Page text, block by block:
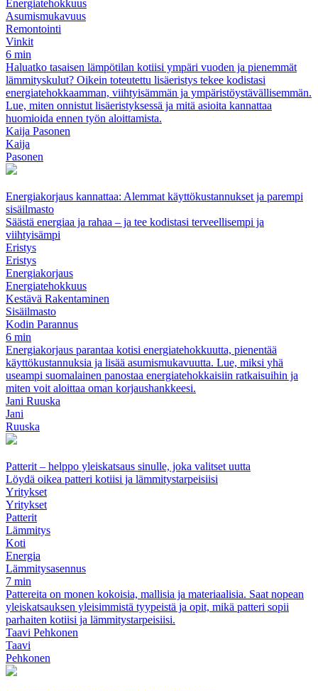
Energiatehokkuus
Asumismukavuus
Remontointi
Vinkit
6 min
Haluatko tasaisen lämpötilan kotiisi ympäri vuoden ja pienemmät
lämmityskulut? Oikein toteutettu lisäeristys tekee kodistasi
energiatehokkaamman, viihtyisämmän ja ympäristöystävällisemmän.
Lue, miten onnistut lisäeristyksessä ja mitä asioita kannattaa
huomioida ennen työn aloittamista.
Kaija Pasonen
Kaija
Pasonen
Energiakorjaus kannattaa: Alemmat käyttökustannukset ja parempi
sisäilmasto
Säästä energiaa ja rahaa – ja tee kodistasi terveellisempi ja
viihtyisämpi
Eristys
Eristys
Energiakorjaus
Energiatehokkuus
Kestävä Rakentaminen
Sisäilmasto
Kodin Parannus
6 min
Energiakorjaus parantaa kotisi energiatehokkuutta, pienentää
käyttökustannuksia ja lisää asumismukavuutta. Lue, miksi yhä
useampi suomalainen panostaa energiatehokkaisiin ratkaisuihin ja
miten voit aloittaa oman korjaushankkeesi.
Jani Ruuska
Jani
Ruuska
Patterit – helppo yleiskatsaus sinulle, joka valitset uutta
Löydä oikea patteri kotiisi ja lämmitystarpeisiisi
Yritykset
Yritykset
Patterit
Lämmitys
Koti
Energia
Lämmitysasennus
7 min
Pattereita on monen kokoisia, mallisia ja materiaalisia. Saat nopean
yleiskatsauksen yleisimmistä tyypeistä ja opit, mikä patteri sopii
parhaiten kotiisi ja lämmitystarpeisiisi.
Taavi Pehkonen
Taavi
Pehkonen